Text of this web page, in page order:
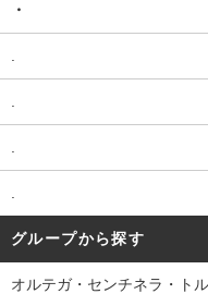
・
グループから探す
オルテガ・センチネラ・ト